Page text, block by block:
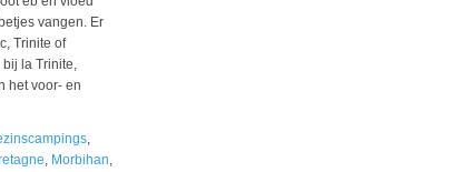
vangen. Er
Trinite of
bij la Trinite,
het voor- en
,
, Morbihan,